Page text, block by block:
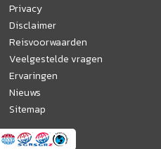
Privacy
Disclaimer
Reisvoorwaarden
Veelgestelde vragen
Ervaringen
Nieuws
Sitemap